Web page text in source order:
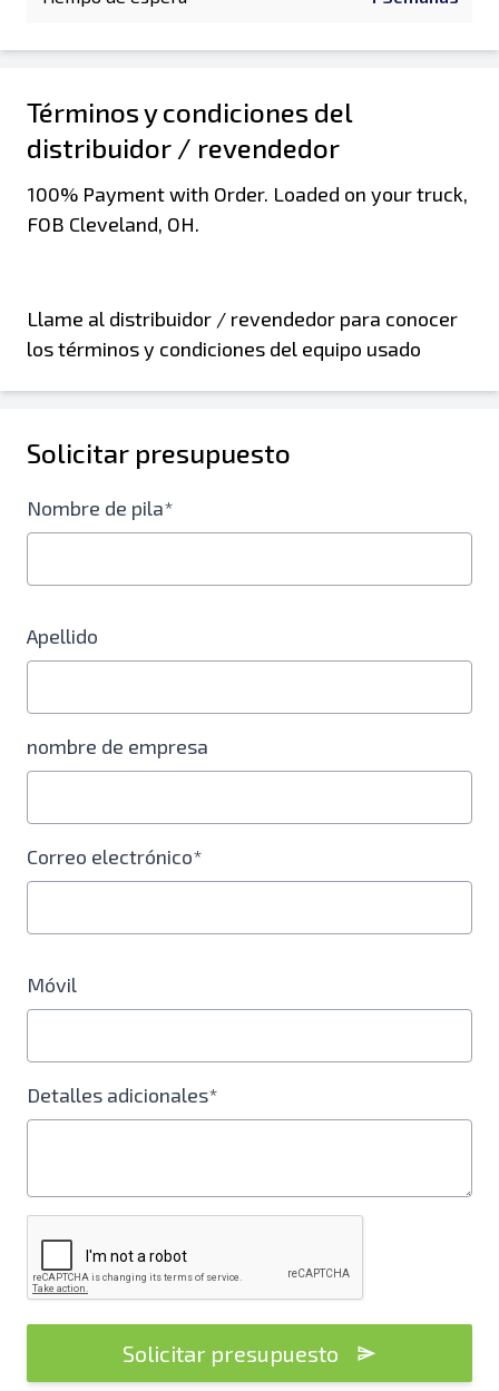
Términos y condiciones del
distribuidor / revendedor
100% Payment with Order. Loaded on your truck,
FOB Cleveland, OH.
Llame al distribuidor / revendedor para conocer
los términos y condiciones del equipo usado
Solicitar presupuesto
Nombre de pila*
Apellido
nombre de empresa
Correo electrónico*
Móvil
Detalles adicionales*
Solicitar presupuesto